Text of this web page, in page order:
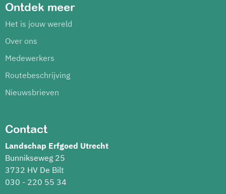
Ontdek meer
Het is jouw wereld
Over ons
Medewerkers
Routebeschrijving
Nieuwsbrieven
Contact
Landschap Erfgoed Utrecht
Bunnikseweg 25
3732 HV De Bilt
030 - 220 55 34